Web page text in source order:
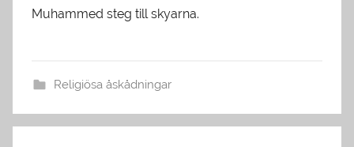
Muhammed steg till skyarna.
Religiösa åskådningar